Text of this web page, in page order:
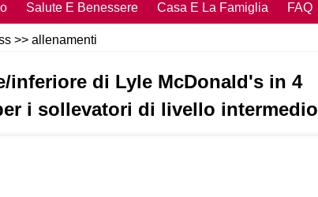
Salute E Benessere Casa E La Famiglia FAQ
>> allenamenti
inferiore di Lyle McDonald's in 4
i sollevatori di livello intermedio